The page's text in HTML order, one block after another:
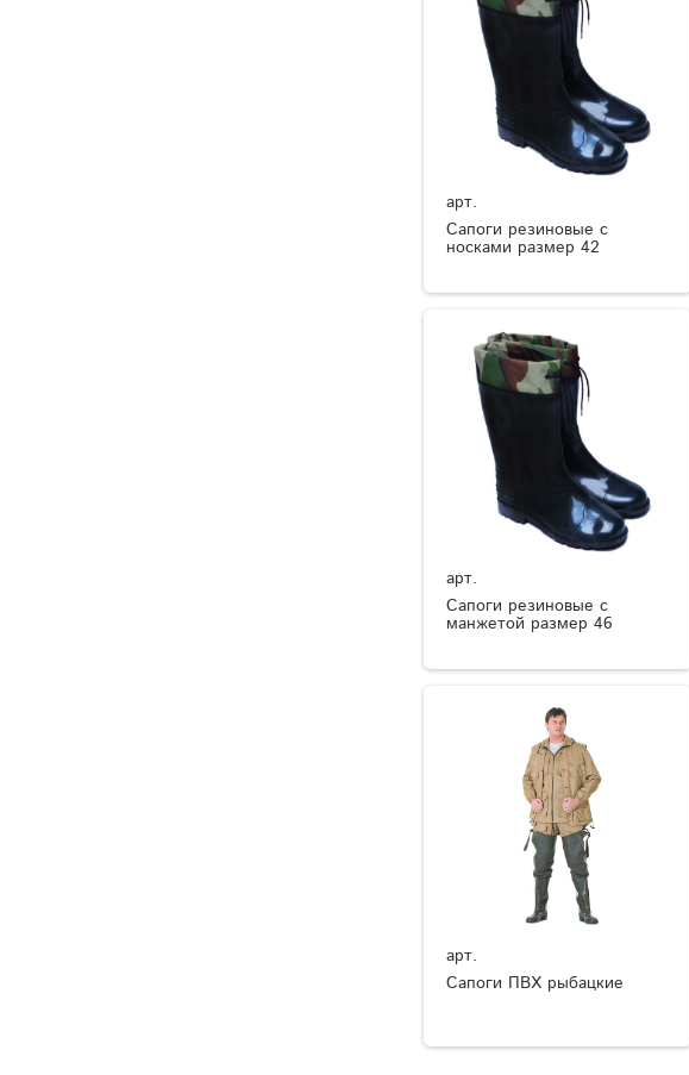
арт.
Сапоги резиновые с
носками размер 42
арт.
Сапоги резиновые с
манжетой размер 46
арт.
Сапоги ПВХ рыбацкие